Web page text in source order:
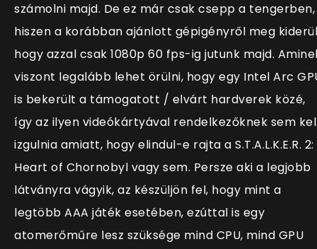
számolni majd. De ez már csak csepp a tengerben,
hiszen a korábban ajánlott gépigényről meg
hogy azzal csak 1080p 60 fps-ig jutunk majd.
viszont legalább lehet örülni, hogy egy Intel Arc
is bekerült a támogatott / elvárt hardverek közé,
így az ilyen videókártyával rendelkezőknek sem
izgulnia amiatt, hogy elindul-e rajta a S.T.A.L.K.E.R. 2:
Heart of Chornobyl vagy sem. Persze aki a legjobb
látványra vágyik, az készüljön fel, hogy mint a
legtöbb AAA játék esetében, ezúttal is egy
atomerőműre lesz szüksége mind CPU, mind GPU